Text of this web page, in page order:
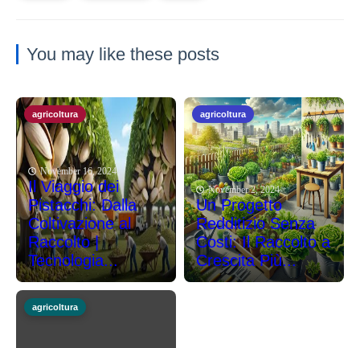
You may like these posts
agricoltura
November 16, 2024
Il Viaggio dei
Pistacchi: Dalla
Coltivazione al
Raccolto |
Tecnologia...
agricoltura
November 2, 2024
Un Progetto
Redditizio Senza
Costi: Il Raccolto a
Crescita Più...
agricoltura